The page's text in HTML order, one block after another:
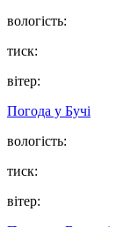
вологість:
тиск:
вітер:
Погода у Бучі
вологість:
тиск:
вітер: